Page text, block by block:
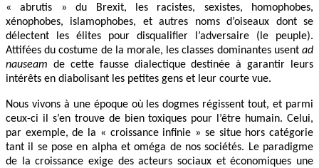
« abrutis » du Brexit, les racistes, sexistes, homophobes,
xénophobes, islamophobes, et autres noms d’oiseaux dont se
délectent les élites pour disqualifier l’adversaire (le peuple).
Attifées du costume de la morale, les classes dominantes usent ad
nauseam de cette fausse dialectique destinée à garantir leurs
intérêts en diabolisant les petites gens et leur courte vue.
Nous vivons à une époque où les dogmes régissent tout, et parmi
ceux-ci il s’en trouve de bien toxiques pour l’être humain. Celui,
par exemple, de la « croissance infinie » se situe hors catégorie
tant il se pose en alpha et oméga de nos sociétés. Le paradigme
de la croissance exige des acteurs sociaux et économiques une